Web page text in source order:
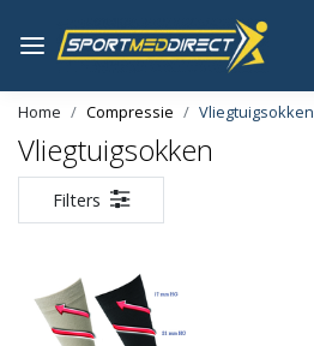
Home Compressie Vliegtuigsokken
Vliegtuigsokken
Filters